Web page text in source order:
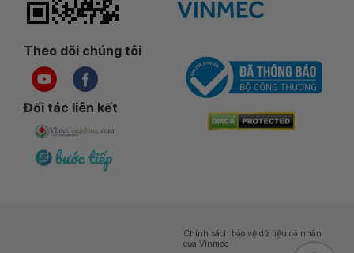
Theo dõi chúng tôi
Đối tác liên kết
Chính sách bảo vệ dữ liệu cá nhân
của Vinmec